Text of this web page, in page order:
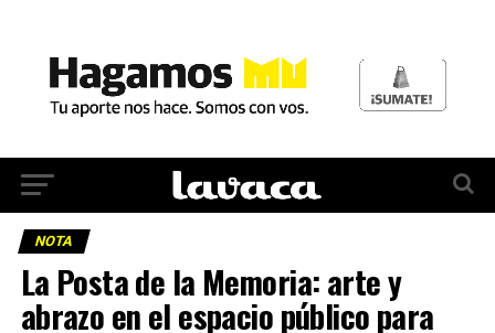
NOTA
La Posta de la Memoria: arte y
abrazo en el espacio público para